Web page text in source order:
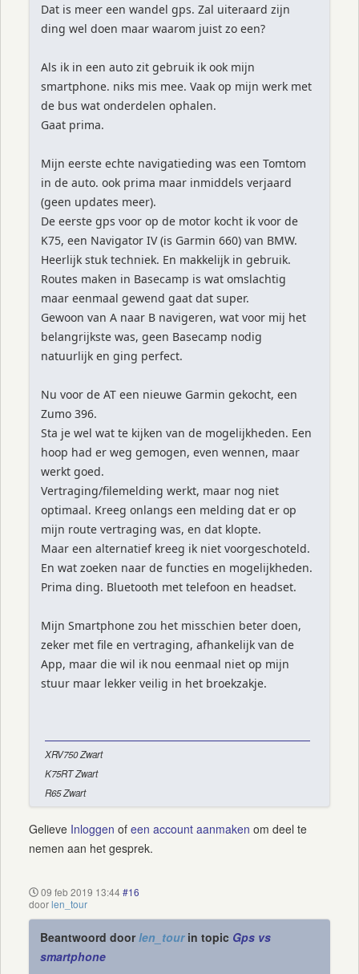
Dat is meer een wandel gps. Zal uiteraard zijn
ding wel doen maar waarom juist zo een?
Als ik in een auto zit gebruik ik ook mijn
smartphone. niks mis mee. Vaak op mijn werk met
de bus wat onderdelen ophalen.
Gaat prima.
Mijn eerste echte navigatieding was een Tomtom
in de auto. ook prima maar inmiddels verjaard
(geen updates meer).
De eerste gps voor op de motor kocht ik voor de
K75, een Navigator IV (is Garmin 660) van BMW.
Heerlijk stuk techniek. En makkelijk in gebruik.
Routes maken in Basecamp is wat omslachtig
maar eenmaal gewend gaat dat super.
Gewoon van A naar B navigeren, wat voor mij het
belangrijkste was, geen Basecamp nodig
natuurlijk en ging perfect.
Nu voor de AT een nieuwe Garmin gekocht, een
Zumo 396.
Sta je wel wat te kijken van de mogelijkheden. Een
hoop had er weg gemogen, even wennen, maar
werkt goed.
Vertraging/filemelding werkt, maar nog niet
optimaal. Kreeg onlangs een melding dat er op
mijn route vertraging was, en dat klopte.
Maar een alternatief kreeg ik niet voorgeschoteld.
En wat zoeken naar de functies en mogelijkheden.
Prima ding. Bluetooth met telefoon en headset.
Mijn Smartphone zou het misschien beter doen,
zeker met file en vertraging, afhankelijk van de
App, maar die wil ik nou eenmaal niet op mijn
stuur maar lekker veilig in het broekzakje.
XRV750 Zwart
K75RT Zwart
R65 Zwart
Gelieve Inloggen of een account aanmaken om deel te
nemen aan het gesprek.
09 feb 2019 13:44 #16
doorlen_tour
Beantwoord doorlen_tourin topic Gps vs
smartphone